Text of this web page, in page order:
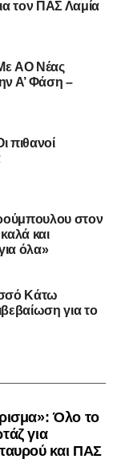
τον ΠΑΣ Λαμία
AO Nέας
Α’ Φάση –
πιθανοί
στον
και
όλα»
Κάτω
για το
Όλο το
για
και ΠΑΣ